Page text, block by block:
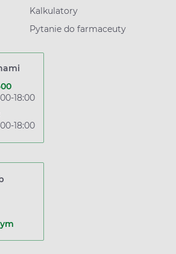
Kalkulatory
Pytanie do farmaceuty
18:00
18:00